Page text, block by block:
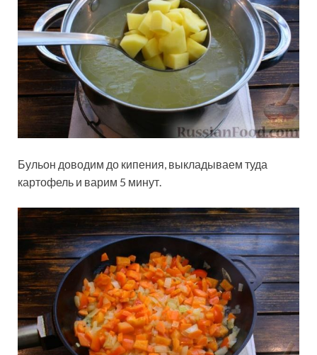
Бульон доводим до кипения, выкладываем туда
картофель и варим 5 минут.